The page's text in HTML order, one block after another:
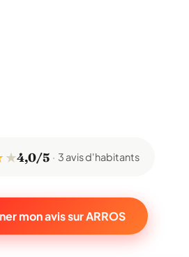
★4,0/5 3 avis d'habitants
mon avis sur ARROS